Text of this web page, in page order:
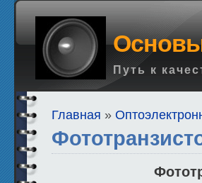
Основы
Путь к
Главная »